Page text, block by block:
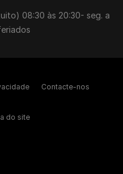
08:30 às 20:30- seg. a
Contacte-nos
do site